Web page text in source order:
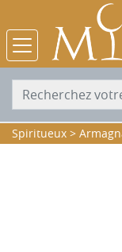
Spiritueux >